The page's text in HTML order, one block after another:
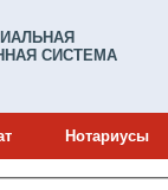
СИСТЕМА
Нотариусы